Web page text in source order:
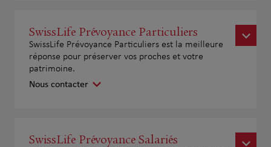
SwissLife Prévoyance Particuliers
SwissLife Prévoyance Particuliers est la meilleure
réponse pour préserver vos proches et votre
patrimoine.
Nous contacter
SwissLife Prévoyance Salariés